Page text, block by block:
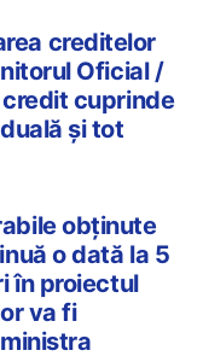
creditelor
Oficial /
cuprinde
și tot
obținute
o dată la 5
în proiectul
va fi